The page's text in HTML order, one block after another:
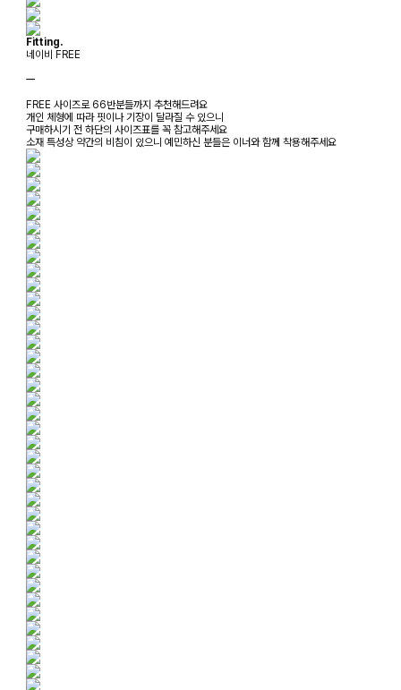
Fitting.
네이비 FREE
ㅡ
FREE 사이즈로 66반분들까지 추천해드려요
개인 체형에 따라 핏이나 기장이 달라질 수 있으니
구매하시기 전 하단의 사이즈표를 꼭 참고해주세요
소재 특성상 약간의 비침이 있으니 예민하신 분들은 이너와 함께 착용해주세요